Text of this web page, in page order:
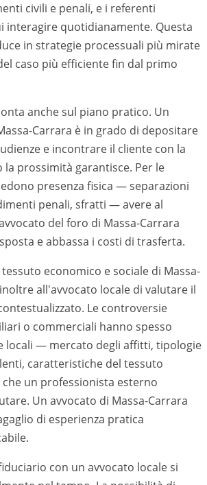
civili e penali, e i referenti
interagire quotidianamente. Questa
in strategie processuali più mirate
caso più efficiente fin dal primo
anche sul piano pratico. Un
Carrara è in grado di depositare
e incontrare il cliente con la
la prossimità garantisce. Per le
presenza fisica — separazioni
penali, sfratti — avere al
del foro di Massa-Carrara
e abbassa i costi di trasferta.
economico e sociale di Massa-
all'avvocato locale di valutare il
Le controversie
o commerciali hanno spesso
locali — mercato degli affitti, tipologie
caratteristiche del tessuto
un professionista esterno
Un avvocato di Massa-Carrara
di esperienza pratica
con un avvocato locale si